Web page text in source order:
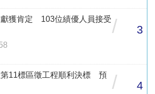
獻獲肯定 103位績優人員接受/ 3
11標區徵工程順利決標 預
/ 4